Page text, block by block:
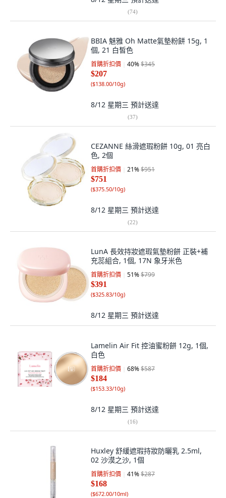
(74)
BBIA 魅雅 Oh Matte氣墊粉餅 15g, 1
個, 21 白皙色
首購折扣價 40%$345
$207
($138.00/10g)
8/12 星期三 預計送達
(37)
CEZANNE 絲滑遮瑕粉餅 10g, 01 亮白
色, 2個
首購折扣價 21%$951
$751
($375.50/10g)
8/12 星期三 預計送達
(22)
LunA 長效持妝遮瑕氣墊粉餅 正裝+補
充蕊組合, 1個, 17N 象牙米色
首購折扣價 51%$799
$391
($325.83/10g)
8/12 星期三 預計送達
Lamelin Air Fit 控油蜜粉餅 12g, 1個,
白色
首購折扣價 68%$587
$184
($153.33/10g)
8/12 星期三 預計送達
(16)
Huxley 舒緩遮瑕持妝防曬乳 2.5ml,
02 沙漠之沙, 1個
首購折扣價 41%$287
$168
($672.00/10ml)